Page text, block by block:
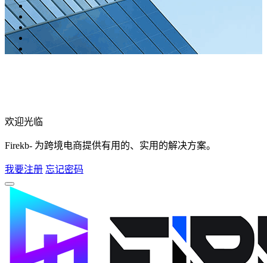
欢迎光临
Firekb- 为跨境电商提供有用的、实用的解决方案。
我要注册 忘记密码